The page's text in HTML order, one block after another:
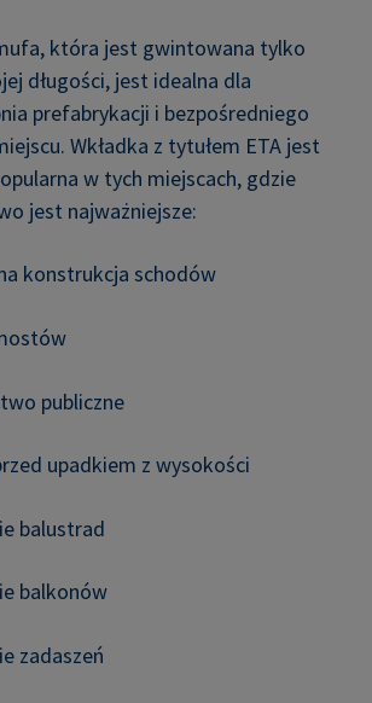
która jest gwintowana tylko
długości, jest idealna dla
prefabrykacji i bezpośredniego
Wkładka z tytułem ETA jest
w tych miejscach, gdzie
jest najważniejsze:
konstrukcja schodów
publiczne
upadkiem z wysokości
balustrad
balkonów
zadaszeń